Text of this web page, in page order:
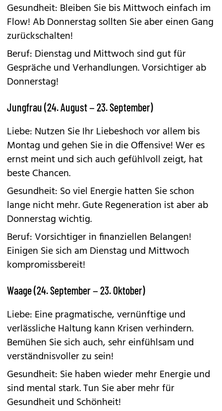
Gesundheit: Bleiben Sie bis Mittwoch einfach im
Flow! Ab Donnerstag sollten Sie aber einen Gang
zurückschalten!
Beruf: Dienstag und Mittwoch sind gut für
Gespräche und Verhandlungen. Vorsichtiger ab
Donnerstag!
Jungfrau (24. August – 23. September)
Liebe: Nutzen Sie Ihr Liebeshoch vor allem bis
Montag und gehen Sie in die Offensive! Wer es
ernst meint und sich auch gefühlvoll zeigt, hat
beste Chancen.
Gesundheit: So viel Energie hatten Sie schon
lange nicht mehr. Gute Regeneration ist aber ab
Donnerstag wichtig.
Beruf: Vorsichtiger in finanziellen Belangen!
Einigen Sie sich am Dienstag und Mittwoch
kompromissbereit!
Waage (24. September – 23. Oktober)
Liebe: Eine pragmatische, vernünftige und
verlässliche Haltung kann Krisen verhindern.
Bemühen Sie sich auch, sehr einfühlsam und
verständnisvoller zu sein!
Gesundheit: Sie haben wieder mehr Energie und
sind mental stark. Tun Sie aber mehr für
Gesundheit und Schönheit!